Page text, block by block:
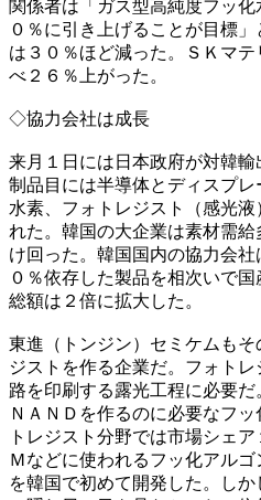
関係者は「ガス型高純度フッ
０％に引き上げることが目標
は３０％ほど減った。ＳＫマ
べ２６％上がった。
◇協力会社は成長
来月１日には日本政府が対韓
制品目には半導体とディスプ
水素、フォトレジスト（感光
れた。韓国の大企業は素材需
け回った。韓国国内の協力会
０％依存した製品を相次いで
総額は２倍に拡大した。
東進（トンジン）セミケムも
ジストを作る企業だ。フォト
路を印刷する露光工程に必要だ
ＮＡＮＤを作るのに必要なフ
トレジスト分野では市場シェ
Ｍなどに使われるフッ化アル
を韓国で初めて開発した。し